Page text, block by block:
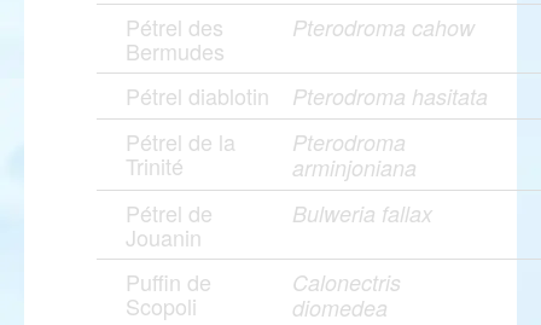
Pétrel des
Bermudes
Pterodroma cahow
Pétrel diablotin Pterodroma hasitata
Pétrel de la
Trinité
Pterodroma
arminjoniana
Pétrel de
Jouanin
Bulweria fallax
Puffin de
Scopoli
Calonectris
diomedea